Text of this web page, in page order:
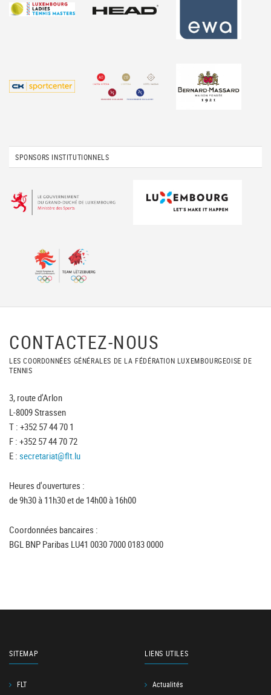
SPONSORS INSTITUTIONNELS
CONTACTEZ-NOUS
LES COORDONNÉES GÉNÉRALES DE LA FÉDÉRATION LUXEMBOURGEOISE DE
TENNIS
3, route d'Arlon
L-8009 Strassen
T : +352 57 44 70 1
F : +352 57 44 70 72
E : secretariat@flt.lu
Heures d'ouvertures :
de 9h30 à 11h30 et de 14h00 à 16h00
Coordonnées bancaires :
BGL BNP Paribas LU41 0030 7000 0183 0000
SITEMAP
FLT
LIENS UTILES
Actualités